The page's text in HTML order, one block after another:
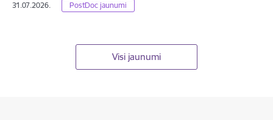
31.07.2026. PostDoc jaunumi
Visi jaunumi